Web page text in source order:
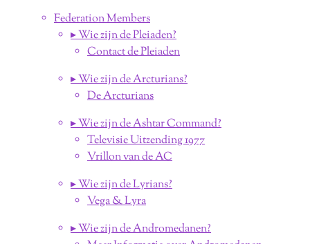
Federation Members
▸ Wie zijn de Pleiaden?
Contact de Pleiaden
▸ Wie zijn de Arcturians?
De Arcturians
▸ Wie zijn de Ashtar Command?
Televisie Uitzending 1977
Vrillon van de AC
▸ Wie zijn de Lyrians?
Vega & Lyra
▸ Wie zijn de Andromedanen?